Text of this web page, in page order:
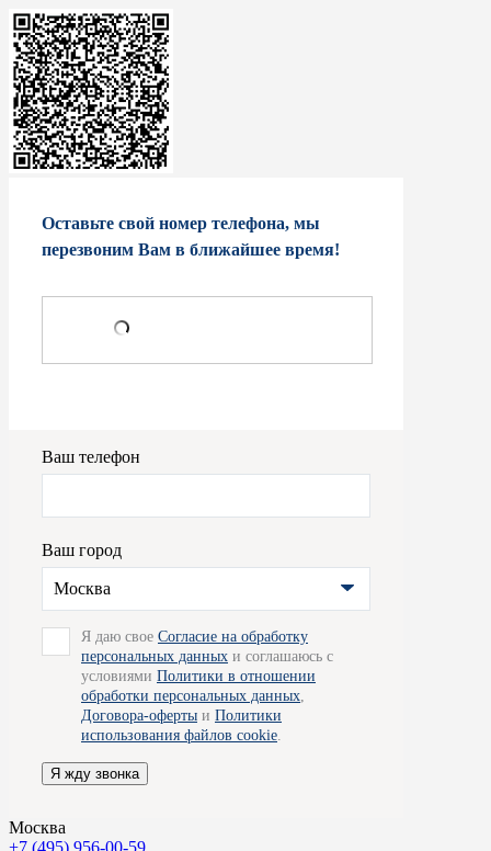
Оставьте свой номер телефона, мы
перезвоним Вам в ближайшее время!
Ваш телефон
Ваш город
Москва
Я даю свое Согласие на обработку
персональных данных и соглашаюсь с
условиями Политики в отношении
обработки персональных данных
Договора-оферты и Политики
использования файлов cookie
Я жду звонка
Москва
+7 (495) 956-00-59